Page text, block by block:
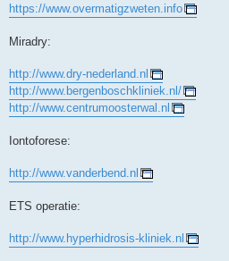
h
t
https://www.overmatigzweten.info
Miradry:
http://www.dry-nederland.nl
http://www.bergenboschkliniek.nl/
http://www.centrumoosterwal.nl
Iontoforese:
http://www.vanderbend.nl
ETS operatie:
http://www.hyperhidrosis-kliniek.nl